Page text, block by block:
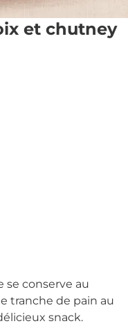
et chutney
conserve au
tranche de pain au
snack.